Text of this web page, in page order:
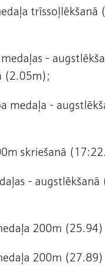
medaļas -
(2.05m);
medaļa -
skriešanā
-
200m
200m